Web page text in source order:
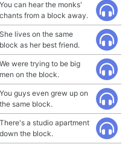
You can hear the monks'
chants from a block away.
She lives on the same
block as her best friend.
We were trying to be big
men on the block.
You guys even grew up on
the same block.
There's a studio apartment
down the block.